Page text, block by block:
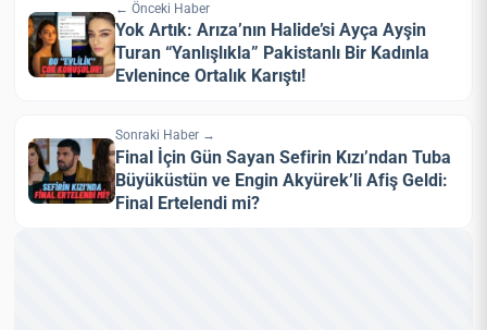
← Önceki Haber
Yok Artık: Arıza’nın Halide’si Ayça Ayşin
Turan “Yanlışlıkla” Pakistanlı Bir Kadınla
Evlenince Ortalık Karıştı!
Sonraki Haber →
Final İçin Gün Sayan Sefirin Kızı’ndan Tuba
Büyüküstün ve Engin Akyürek’li Afiş Geldi:
Final Ertelendi mi?